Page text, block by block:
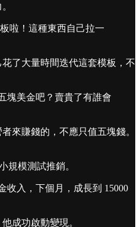
啦！這種東西自己拉一
了大量時間迭代這套模板，不
塊美金吧？賣貴了有誰會
來賺錢的，不應只值五塊錢。
規模測試推銷。
收入，下個月，成長到 15000
成功啟動變現。